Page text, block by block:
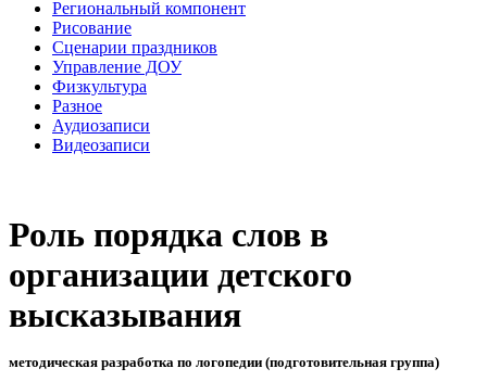
Региональный компонент
Рисование
Сценарии праздников
Управление ДОУ
Физкультура
Разное
Аудиозаписи
Видеозаписи
Роль порядка слов в
организации детского
высказывания
методическая разработка по логопедии (подготовительная группа)